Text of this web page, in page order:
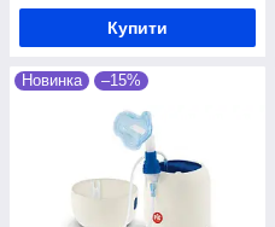
Купити
Новинка –15%